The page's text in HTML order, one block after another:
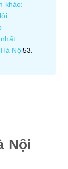
khảo:
Nội
Nội